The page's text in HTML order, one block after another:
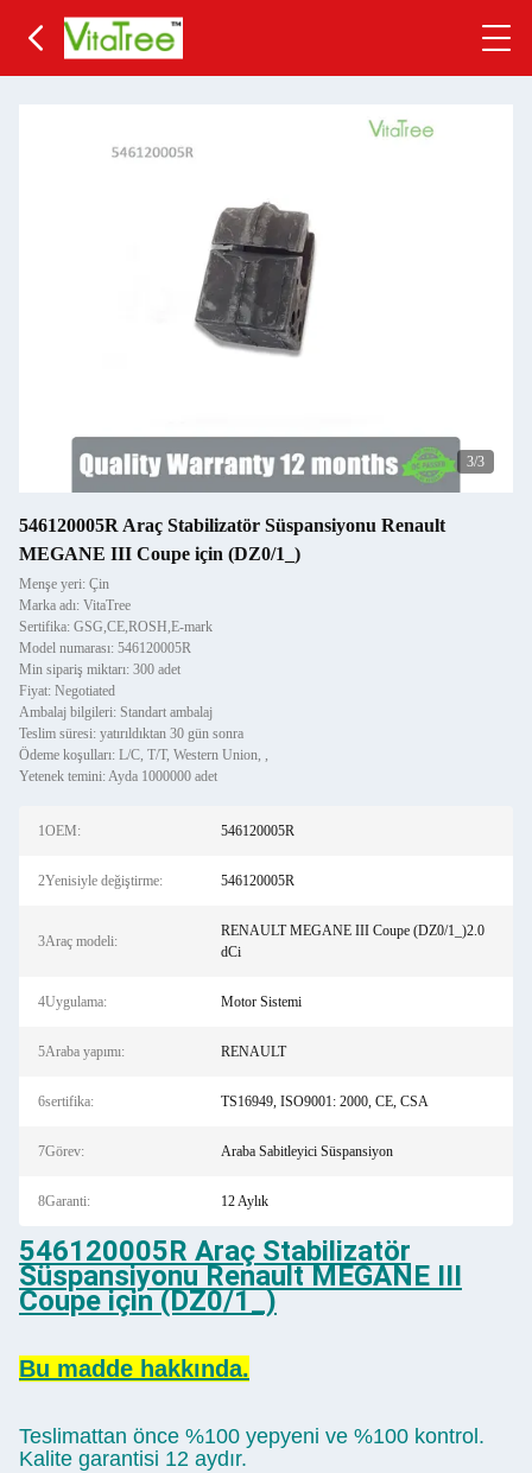
3/3
546120005R Araç Stabilizatör Süspansiyonu Renault
MEGANE III Coupe için (DZ0/1_)
Menşe yeri: Çin
Marka adı: VitaTree
Sertifika: GSG,CE,ROSH,E-mark
Model numarası: 546120005R
Min sipariş miktarı: 300 adet
Fiyat: Negotiated
Ambalaj bilgileri: Standart ambalaj
Teslim süresi: yatırıldıktan 30 gün sonra
Ödeme koşulları: L/C, T/T, Western Union, ,
Yetenek temini: Ayda 1000000 adet
1OEM: 546120005R
2Yenisiyle değiştirme: 546120005R
3Araç modeli:
RENAULT MEGANE III Coupe (DZ0/1_)2.0
dCi
4Uygulama: Motor Sistemi
5Araba yapımı: RENAULT
6sertifika: TS16949, ISO9001: 2000, CE, CSA
7Görev: Araba Sabitleyici Süspansiyon
8Garanti: 12 Aylık
546120005R Araç Stabilizatör
Süspansiyonu Renault MEGANE III
Coupe için (DZ0/1_)
Bu madde hakkında.
Teslimattan önce %100 yepyeni ve %100 kontrol.
Kalite garantisi 12 aydır.